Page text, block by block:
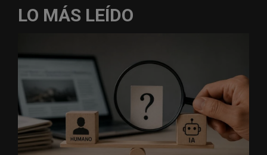
LO MÁS LEÍDO